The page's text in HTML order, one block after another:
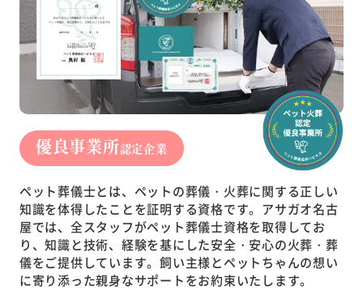
優良事業所認定企業
ペット葬儀士とは、ペットの葬儀・火葬に関する正しい
知識を体得したことを証明する資格です。アサガオ名古
屋では、全スタッフがペット葬儀士資格を取得してお
り、知識と技術、経験を基にした安全・安心の火葬・葬
儀をご提供しています。飼い主様とペットちゃんの想い
に寄り添った親身なサポートをお約束いたします。